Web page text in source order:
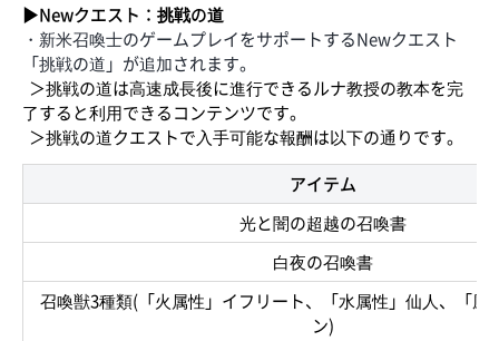
▶Newクエスト：挑戦の道
・新米召喚士のゲームプレイをサポートするNewクエスト
「挑戦の道」が追加されます。
＞挑戦の道は高速成長後に進行できるルナ教授の教本を完
了すると利用できるコンテンツです。
＞挑戦の道クエストで入手可能な報酬は以下の通りです。
アイテム
光と闇の超越の召喚書
白夜の召喚書
召喚獣3種類(「火属性」イフリート、「水属性」仙人、「風
ン)